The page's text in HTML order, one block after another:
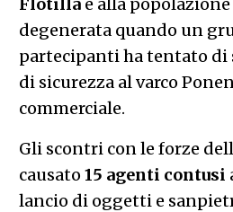
degenerata quando un
partecipanti ha tentato di
di sicurezza al varco
commerciale.
Gli scontri con le forze
causato 15 agenti contusi
lancio di oggetti e